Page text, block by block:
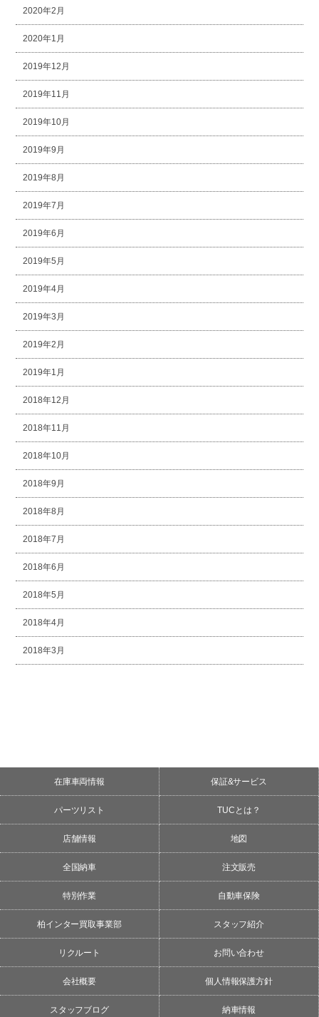
2020年2月
2020年1月
2019年12月
2019年11月
2019年10月
2019年9月
2019年8月
2019年7月
2019年6月
2019年5月
2019年4月
2019年3月
2019年2月
2019年1月
2018年12月
2018年11月
2018年10月
2018年9月
2018年8月
2018年7月
2018年6月
2018年5月
2018年4月
2018年3月
在庫車両情報 保証&サービス
パーツリスト TUCとは？
店舗情報 地図
全国納車 注文販売
特別作業 自動車保険
柏インター買取事業部 スタッフ紹介
リクルート お問い合わせ
会社概要 個人情報保護方針
スタッフブログ 納車情報